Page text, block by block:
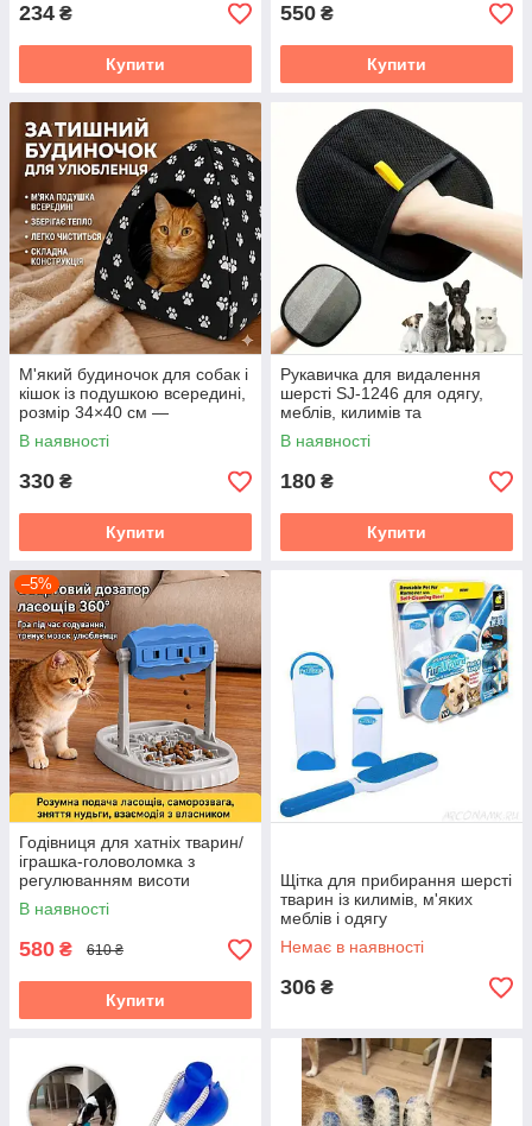
234 ₴
Купити
550 ₴
Купити
М'який будиночок для собак і
кішок із подушкою всередині,
розмір 34×40 см —
комфортне укриття для
хатніх тварин
В наявності
330 ₴
Купити
Рукавичка для видалення
шерсті SJ-1246 для одягу,
меблів, килимів та
автомобіля
В наявності
180 ₴
Купити
–5%
Годівниця для хатніх тварин/
іграшка-головоломка з
регулюванням висоти
В наявності
580 ₴ 610 ₴
Купити
Щітка для прибирання шерсті
тварин із килимів, м'яких
меблів і одягу
Немає в наявності
306 ₴